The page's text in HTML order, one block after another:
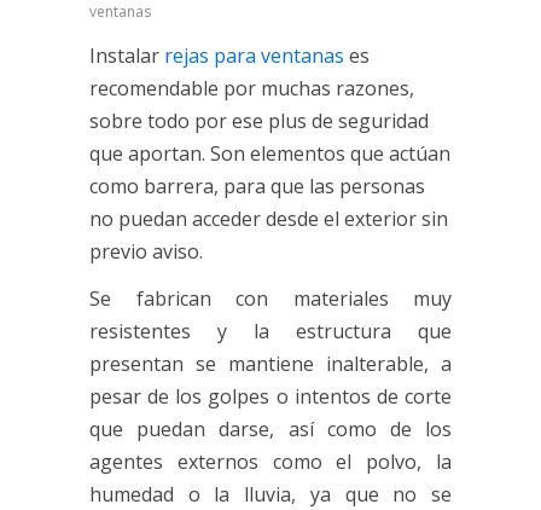
ventanas
Instalar rejas para ventanas es
recomendable por muchas razones,
sobre todo por ese plus de seguridad
que aportan. Son elementos que actúan
como barrera, para que las personas
no puedan acceder desde el exterior sin
previo aviso.
Se fabrican con materiales muy
resistentes y la estructura que
presentan se mantiene inalterable, a
pesar de los golpes o intentos de corte
que puedan darse, así como de los
agentes externos como el polvo, la
humedad o la lluvia, ya que no se